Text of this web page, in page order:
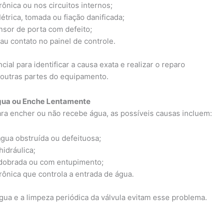
ou nos circuitos internos;
tomada ou fiação danificada;
de porta com defeito;
contato no painel de controle.
para identificar a causa exata e realizar o reparo
partes do equipamento.
ou Enche Lentamente
encher ou não recebe água, as possíveis causas incluem:
obstruída ou defeituosa;
ou com entupimento;
que controla a entrada de água.
e a limpeza periódica da válvula evitam esse problema.